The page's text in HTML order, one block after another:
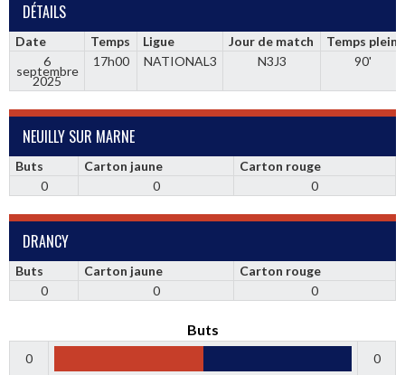
DÉTAILS
Date Temps Ligue Jour de match
Temps plein
6
septembre
2025
17h00 NATIONAL3 N3J3 90'
NEUILLY SUR MARNE
Buts Carton jaune
Carton rouge
0
0 0
DRANCY
Buts Carton jaune
Carton rouge
0
0 0
Buts
0 0